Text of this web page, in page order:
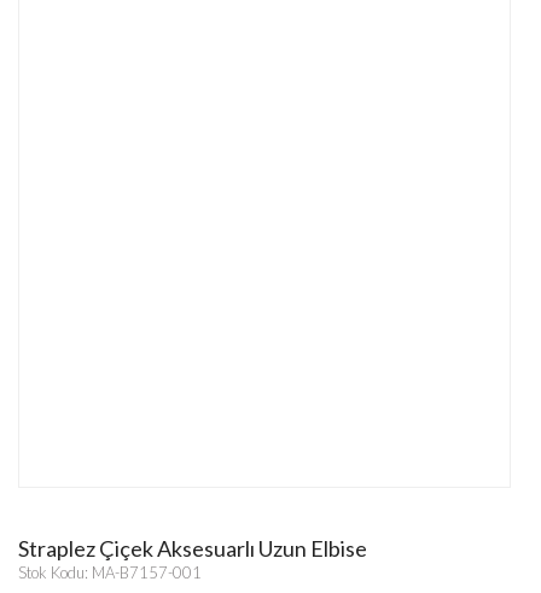
Straplez Çiçek Aksesuarlı Uzun Elbise
Stok Kodu: MA-B7157-001